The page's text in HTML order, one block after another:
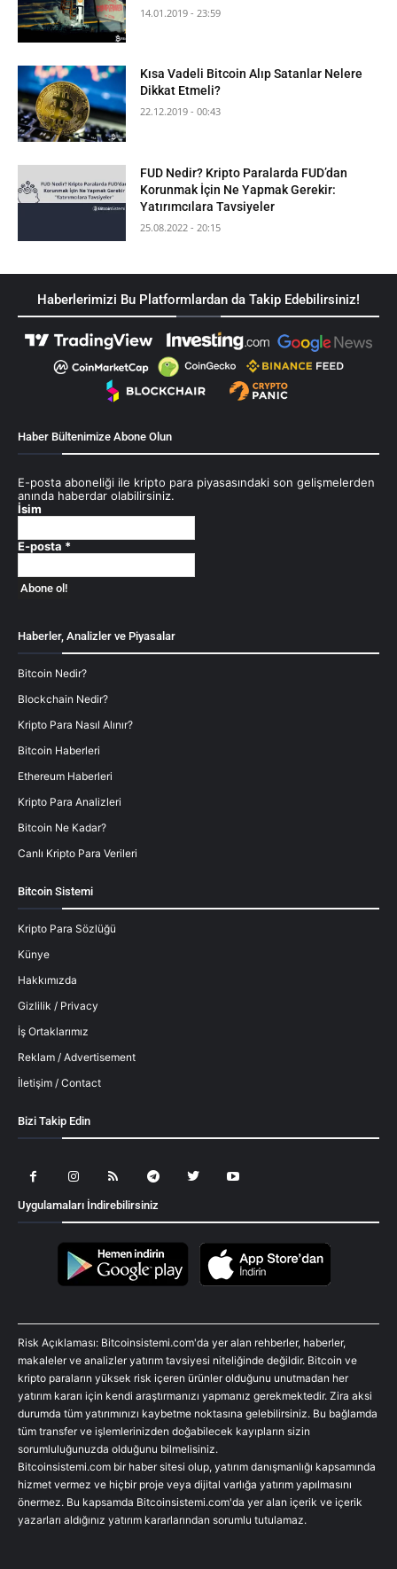
14.01.2019 - 23:59
Kısa Vadeli Bitcoin Alıp Satanlar Nelere
Dikkat Etmeli?
22.12.2019 - 00:43
FUD Nedir? Kripto Paralarda FUD’dan
Korunmak İçin Ne Yapmak Gerekir:
Yatırımcılara Tavsiyeler
25.08.2022 - 20:15
Haberlerimizi Bu Platformlardan da Takip Edebilirsiniz!
Haber Bültenimize Abone Olun
E-posta aboneliği ile kripto para piyasasındaki son gelişmelerden
anında haberdar olabilirsiniz.
İsim
E-posta *
Haberler, Analizler ve Piyasalar
Bitcoin Nedir?
Blockchain Nedir?
Kripto Para Nasıl Alınır?
Bitcoin Haberleri
Ethereum Haberleri
Kripto Para Analizleri
Bitcoin Ne Kadar?
Canlı Kripto Para Verileri
Bitcoin Sistemi
Kripto Para Sözlüğü
Künye
Hakkımızda
Gizlilik / Privacy
İş Ortaklarımız
Reklam / Advertisement
İletişim / Contact
Bizi Takip Edin
Uygulamaları İndirebilirsiniz
Risk Açıklaması: Bitcoinsistemi.com'da yer alan rehberler, haberler,
makaleler ve analizler yatırım tavsiyesi niteliğinde değildir. Bitcoin ve
kripto paraların yüksek risk içeren ürünler olduğunu unutmadan her
yatırım kararı için kendi araştırmanızı yapmanız gerekmektedir. Zira aksi
durumda tüm yatırımınızı kaybetme noktasına gelebilirsiniz. Bu bağlamda
tüm transfer ve işlemlerinizden doğabilecek kayıpların sizin
sorumluluğunuzda olduğunu bilmelisiniz.
Bitcoinsistemi.com bir haber sitesi olup, yatırım danışmanlığı kapsamında
hizmet vermez ve hiçbir proje veya dijital varlığa yatırım yapılmasını
önermez. Bu kapsamda Bitcoinsistemi.com'da yer alan içerik ve içerik
yazarları aldığınız yatırım kararlarından sorumlu tutulamaz.